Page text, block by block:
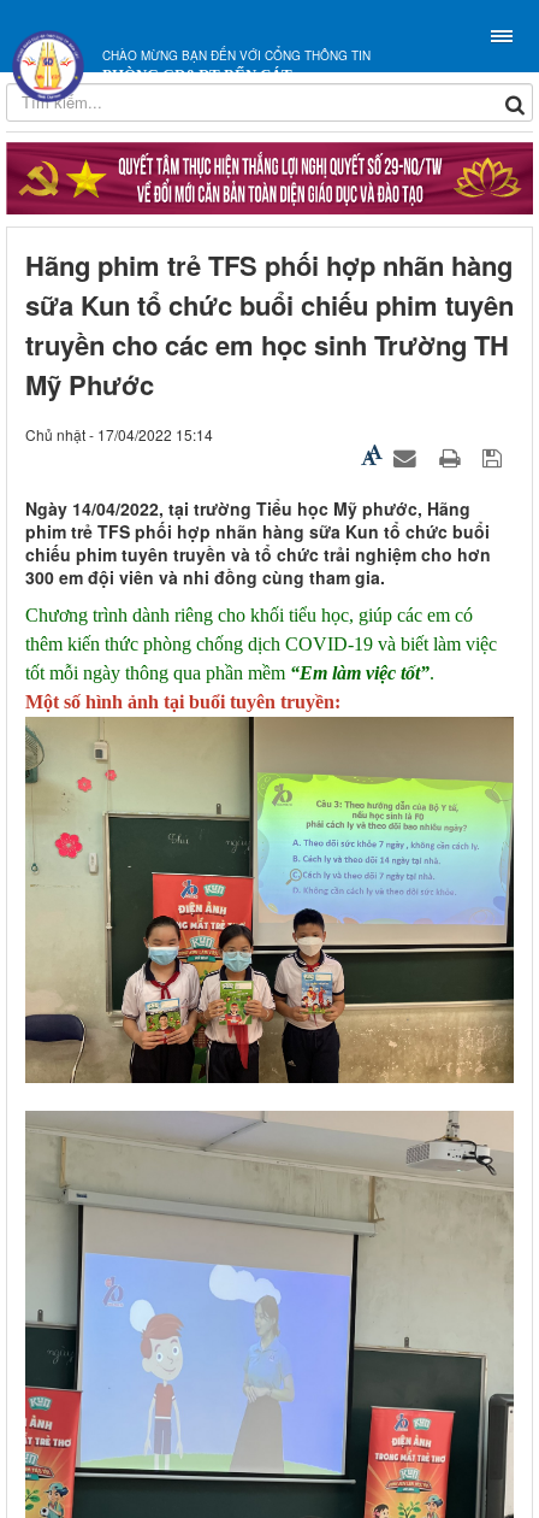
CHÀO MỪNG BẠN ĐẾN VỚI CỔNG THÔNG TIN
PHÒNG GD&ĐT BẾN CÁT
Hãng phim trẻ TFS phối hợp nhãn hàng
sữa Kun tổ chức buổi chiếu phim tuyên
truyền cho các em học sinh Trường TH
Mỹ Phước
Chủ nhật - 17/04/2022 15:14
Ngày 14/04/2022, tại trường Tiểu học Mỹ phước, Hãng
phim trẻ TFS phối hợp nhãn hàng sữa Kun tổ chức buổi
chiếu phim tuyên truyền và tổ chức trải nghiệm cho hơn
300 em đội viên và nhi đồng cùng tham gia.
Chương trình dành riêng cho khối tiểu học, giúp các em có
thêm kiến thức phòng chống dịch COVID-19 và biết làm việc
tốt mỗi ngày thông qua phần mềm “Em làm việc tốt”.
Một số hình ảnh tại buổi tuyên truyền: